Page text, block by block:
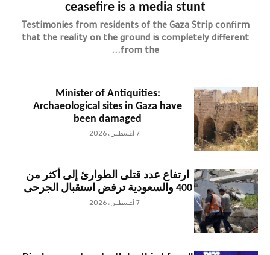
ceasefire is a media stunt
Testimonies from residents of the Gaza Strip confirm
that the reality on the ground is completely different
from the...
Minister of Antiquities:
Archaeological sites in Gaza have
been damaged
7 أغسطس، 2026
ارتفاع عدد قتلى الطوارئ إلى أكثر من
400 والسعودية ترفض استقبال الجرحى
7 أغسطس، 2026